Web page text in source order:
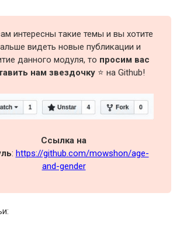
интересны такие темы и вы хотите
видеть новые публикации и
данного модуля, то просим вас
нам звездочку ⭐ на Github!
Ссылка на
: https://github.com/mowshon/age-
and-gender